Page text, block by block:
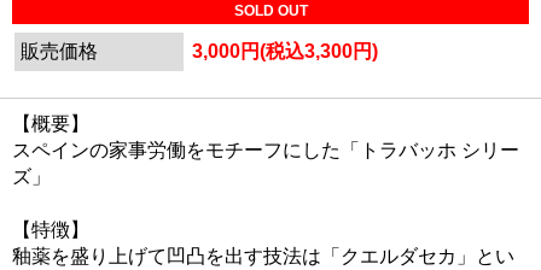
SOLD OUT
販売価格 3,000円(税込3,300円)
【概要】
スペインの家事労働をモチーフにした「トラバッホ シリー
ズ」
【特徴】
釉薬を盛り上げて凹凸を出す技法は「クエルダセカ」とい